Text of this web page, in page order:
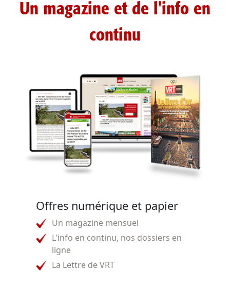
Un magazine et de l'info en
continu
Offres numérique et papier
Un magazine mensuel
L'info en continu, nos dossiers en
ligne
La Lettre de VRT